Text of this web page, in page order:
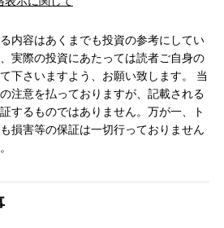
内容はあくまでも投資の参考にしてい
実際の投資にあたっては読者ご自身の
下さいますよう、お願い致します。 当
注意を払っておりますが、記載される
するものではありません。万が一、ト
損害等の保証は一切行っておりません